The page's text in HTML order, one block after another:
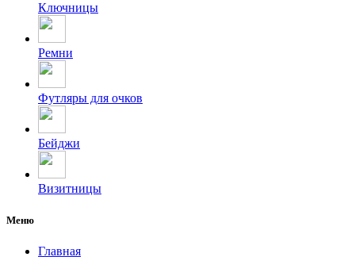
Ключницы
Ремни
Футляры для очков
Бейджи
Визитницы
Меню
Главная